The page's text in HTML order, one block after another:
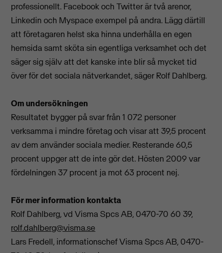
professionellt. Facebook och Twitter är två arenor,
Linkedin och Myspace exempel på andra. Lägg därtill
att företagaren helst ska hinna underhålla en egen
hemsida samt sköta sin egentliga verksamhet och det
säger sig själv att det kanske inte blir så mycket tid
över för det sociala nätverkandet, säger Rolf Dahlberg.
Om undersökningen
Resultatet bygger på svar från 1 072 personer
verksamma i mindre företag och visar att 39,5 procent
av dem använder sociala medier. Resterande 60,5
procent uppger att de inte gör det. Hösten 2009 var
fördelningen 37 procent ja mot 63 procent nej.
För mer information kontakta
Rolf Dahlberg, vd Visma Spcs AB, 0470-70 60 39,
rolf.dahlberg@visma.se
Lars Fredell, informationschef Visma Spcs AB, 0470-